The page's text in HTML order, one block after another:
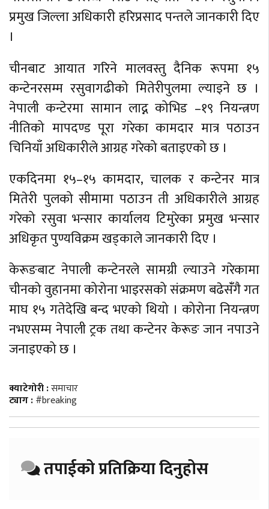
प्रमुख जिल्ला अधिकारी हरिप्रसाद पन्तले जानकारी दिए
।
चीनबाट आयात गरिने मालवस्तु दैनिक रूपमा १५
कन्टेनरसम्म रसुवागढीको मितेरीपुलमा ल्याइने छ ।
नेपाली कन्टेरमा सामान लाद्न कोभिड –१९ नियन्त्रण
नीतिको मापदण्ड पूरा गरेका कामदार मात्र पठाउन
चिनियाँ अधिकारीले आग्रह गरेको बताइएको छ ।
एकदिनमा १५–१५ कामदार, चालक र कन्टेनर मात्र
मितेरी पुलको सीमामा पठाउन ती अधिकारीले आग्रह
गरेको रसुवा भन्सार कार्यालय टिमुरेका प्रमुख भन्सार
अधिकृत पुण्यविक्रम खड्काले जानकारी दिए ।
केरूङबाट नेपाली कन्टेनरले सामग्री ल्याउने गरेकामा
चीनको वुहानमा कोरोना भाइरसको संक्रमण बढेसँंगै गत
माघ १५ गतेदेखि बन्द भएको थियो । कोरोना नियन्त्रण
नभएसम्म नेपाली ट्रक तथा कन्टेनर केरूङ जान नपाउने
जनाइएको छ ।
क्याटेगोरी :समाचार
ट्याग :#breaking
तपाईको प्रतिक्रिया दिनुहोस